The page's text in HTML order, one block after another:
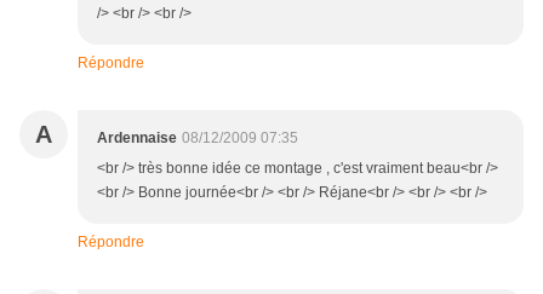
/> <br /> <br />
Répondre
A Ardennaise 08/12/2009 07:35
<br /> très bonne idée ce montage , c'est vraiment beau<br />
<br /> Bonne journée<br /> <br /> Réjane<br /> <br /> <br />
Répondre